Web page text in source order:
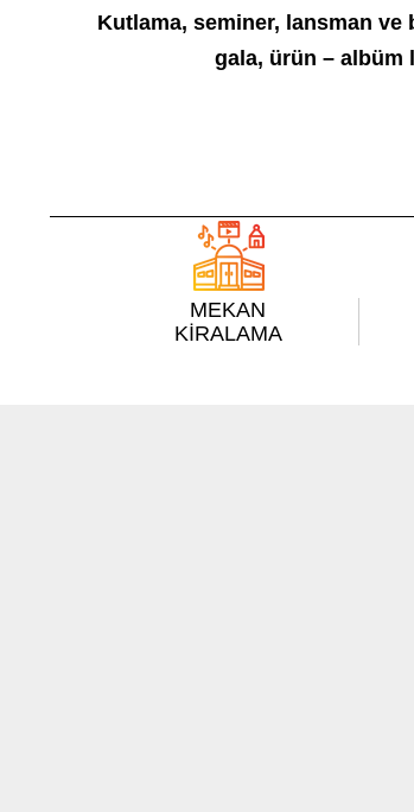
Kutlama, seminer, lansman ve
gala, ürün – albüm
MEKAN
KİRALAMA